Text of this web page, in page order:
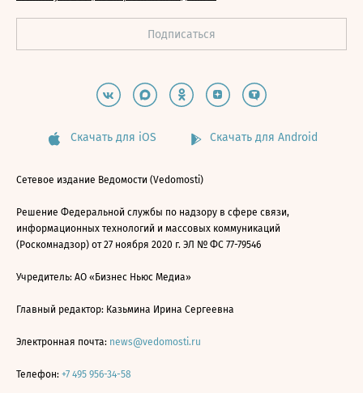
Скачать для iOS Скачать для Android
Сетевое издание Ведомости (Vedomosti)
Решение Федеральной службы по надзору в сфере связи,
информационных технологий и массовых коммуникаций
(Роскомнадзор) от 27 ноября 2020 г. ЭЛ № ФС 77-79546
Учредитель: АО «Бизнес Ньюс Медиа»
Главный редактор: Казьмина Ирина Сергеевна
Электронная почта: news@vedomosti.ru
Телефон: +7 495 956-34-58